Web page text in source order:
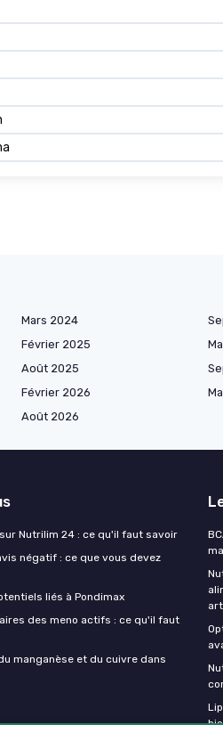
Mars 2024
Février 2025
Août 2025
Février 2026
Août 2026
Nutrilim 24 : ce qu'il faut savoir
négatif : ce que vous devez
liés à Pondimax
des meno actifs : ce qu'il faut
manganèse et du cuivre dans